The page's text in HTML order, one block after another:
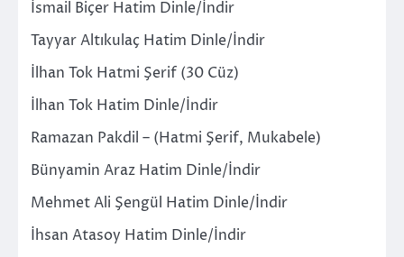
İsmail Biçer Hatim Dinle/İndir
Tayyar Altıkulaç Hatim Dinle/İndir
İlhan Tok Hatmi Şerif (30 Cüz)
İlhan Tok Hatim Dinle/İndir
Ramazan Pakdil – (Hatmi Şerif, Mukabele)
Bünyamin Araz Hatim Dinle/İndir
Mehmet Ali Şengül Hatim Dinle/İndir
İhsan Atasoy Hatim Dinle/İndir